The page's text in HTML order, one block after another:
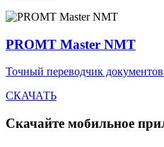
PROMT Master NMT
Точный переводчик
СКАЧАТЬ
Скачайте мобильное